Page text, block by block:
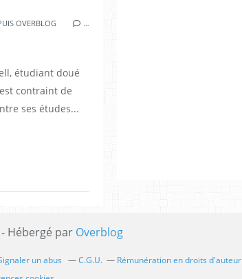
,JOSH GAD
OVERBLOG …
étudiant doué
contraint de
ses études...
Hébergé par Overblog
un abus C.G.U. Rémunération en droits d'auteur